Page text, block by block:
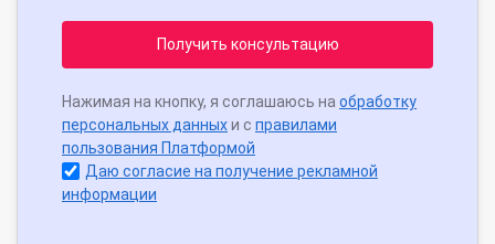
Получить консультацию
Нажимая на кнопку, я соглашаюсь на обработку
персональных данныхи с правилами
пользования Платформой
Даю согласие на получение рекламной
информации